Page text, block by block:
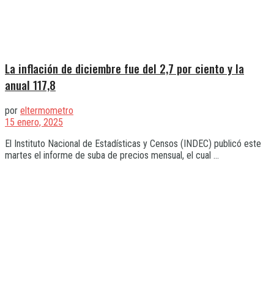
La inflación de diciembre fue del 2,7 por ciento y la
anual 117,8
por eltermometro
15 enero, 2025
El Instituto Nacional de Estadísticas y Censos (INDEC) publicó este
martes el informe de suba de precios mensual, el cual ...